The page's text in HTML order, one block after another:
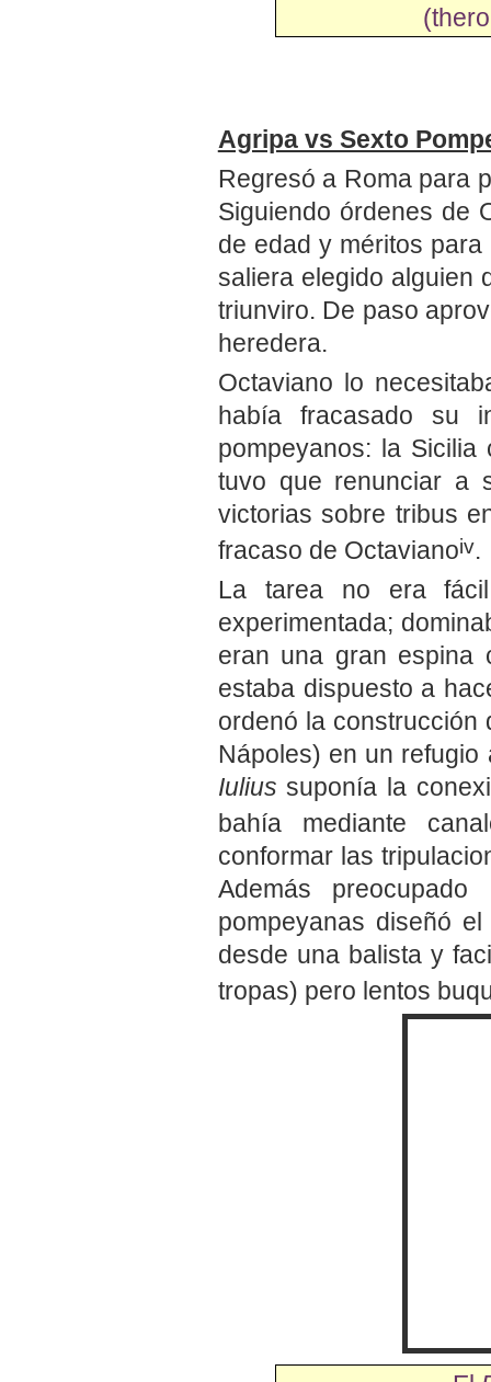
Agripa vs Sexto
Regresó a Roma para
Siguiendo órdenes de
de edad y méritos
saliera elegido alguien
triunviro. De paso
heredera.
Octaviano lo
había fracasado su
pompeyanos: la
tuvo que renunciar a
victorias sobre tribus
fracaso de Octavianoiv.
La tarea no era
experimentada;
eran una gran espina
estaba dispuesto a
ordenó la construcción
Nápoles) en un
Iulius suponía la
bahía mediante
conformar las
Además
pompeyanas diseñó
desde una balista y
tropas) pero lentos